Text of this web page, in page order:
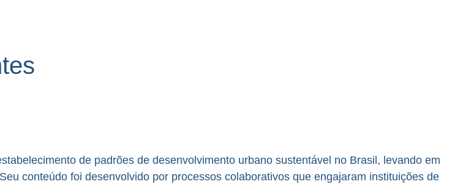
de padrões de desenvolvimento urbano sustentável no Brasil, levando em
conteúdo foi desenvolvido por processos colaborativos que engajaram instituições de